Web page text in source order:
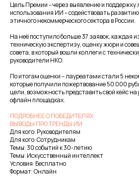
Цель Премии – через выявление и поддержку
использования ИИ – содействовать
этичного некоммерческого сектора в России.
На неё поступило больше 37 заявок, каждая
техническую экспертизу, оценку жюри и
совета, в который вошли коллеги с
руководители НКО.
По итогам оценки – лауреатами стали 5
которые получили пожертвование 50 000
цели, возможность представить свой кейс
офлайн площадках.
ПОДРОБНЕЕ О ПОБЕДИТЕЛЯХ
ВЫВОДЫ ПРО ТРЕНДЫ ИИ
Для кого: Руководителям
Для кого: Сотрудникам
Темы: 30 событий к 30-летию
Темы: Искусственный интеллект
Условия: Бесплатно
Формат: Онлайн